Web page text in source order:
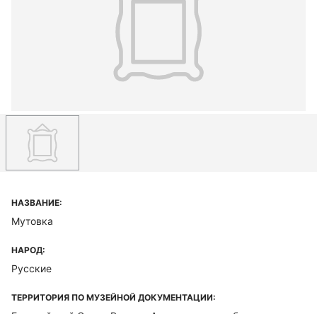
НАЗВАНИЕ:
Мутовка
НАРОД:
Русские
ТЕРРИТОРИЯ ПО МУЗЕЙНОЙ ДОКУМЕНТАЦИИ: